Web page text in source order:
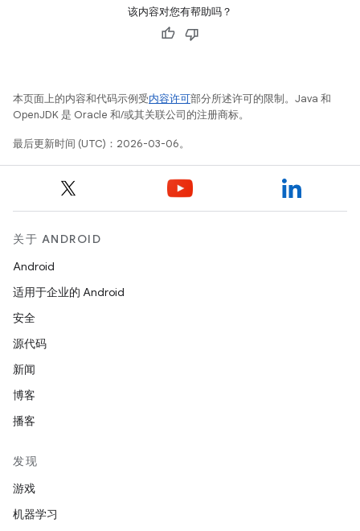
该内容对您有帮助吗？
本页面上的内容和代码示例受内容许可部分所述许可的限制。Java 和
OpenJDK 是 Oracle 和/或其关联公司的注册商标。
最后更新时间 (UTC)：2026-03-06。
关于 ANDROID
Android
适用于企业的 Android
安全
源代码
新闻
博客
播客
发现
游戏
机器学习